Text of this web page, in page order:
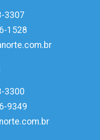
3307
1528
3300
9349